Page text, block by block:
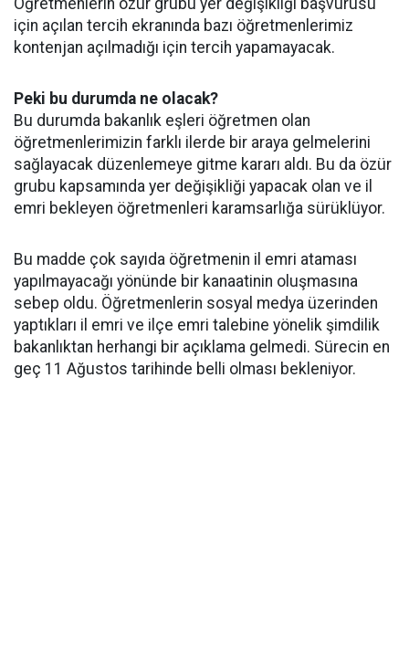
Öğretmenlerin özür grubu yer değişikliği başvurusu
için açılan tercih ekranında bazı öğretmenlerimiz
kontenjan açılmadığı için tercih yapamayacak.
Peki bu durumda ne olacak?
Bu durumda bakanlık eşleri öğretmen olan
öğretmenlerimizin farklı ilerde bir araya gelmelerini
sağlayacak düzenlemeye gitme kararı aldı. Bu da özür
grubu kapsamında yer değişikliği yapacak olan ve il
emri bekleyen öğretmenleri karamsarlığa sürüklüyor.
Bu madde çok sayıda öğretmenin il emri ataması
yapılmayacağı yönünde bir kanaatinin oluşmasına
sebep oldu. Öğretmenlerin sosyal medya üzerinden
yaptıkları il emri ve ilçe emri talebine yönelik şimdilik
bakanlıktan herhangi bir açıklama gelmedi. Sürecin en
geç 11 Ağustos tarihinde belli olması bekleniyor.